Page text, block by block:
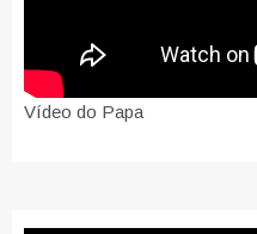
Vídeo do Papa